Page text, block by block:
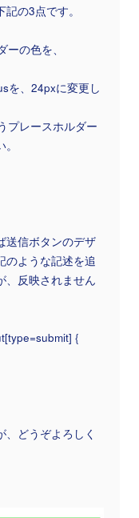
の3点です。
の色を、
を、24pxに変更し
プレースホルダー
送信ボタンのデザ
のような記述を追
、反映されません
{
どうぞよろしく